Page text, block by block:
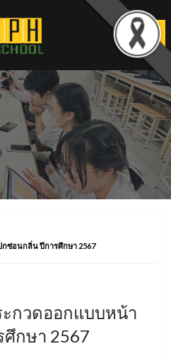
ซ่อนกลิ่น ปีการศึกษา 2567
กวดออกแบบหน้า
กษา 2567